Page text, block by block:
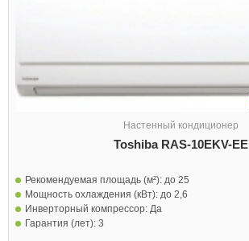
Настенный кондиционер
Toshiba RAS-10EKV-EE
Рекомендуемая площадь (м²): до 25
Мощность охлаждения (кВт): до 2,6
Инверторный компрессор: Да
Гарантия (лет): 3